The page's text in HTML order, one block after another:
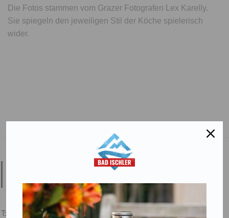
Die Fotos stammen vom Grazer Fotografen Lex Karelly.
Sie spiegeln den jeweiligen Stil der Köche spielerisch
wider.
Salinen Austria Aktiengesellschaft
4802 Ebensee am Traunsee,AUSTRIA
T:
+43 676 87812208